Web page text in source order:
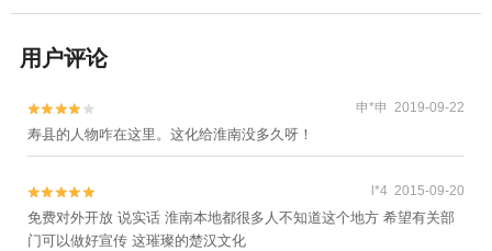
用户评论

 申*申 2019-09-22
寿县的人物咋在这里。这化给淮南没多久呀！

 l*4 2015-09-20
免费对外开放 说实话 淮南本地都很多人不知道这个地方 希望有关部
门可以做好宣传 这璀璨的楚汉文化